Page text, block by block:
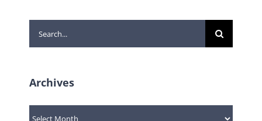
Search
for:
Archives
Archives